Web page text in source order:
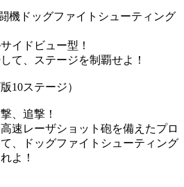
機ドッグファイトシューティング
イドビュー型！
て、ステージを制覇せよ！
10ステージ）
、追撃！
速レーザショット砲を備えたプロ
、ドッグファイトシューティング
よ！